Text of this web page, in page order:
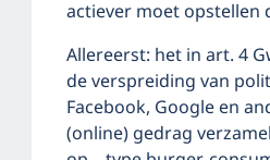
actiever moet opstellen
Allereerst: het in art. 4
de verspreiding van
Facebook, Google en
(online) gedrag